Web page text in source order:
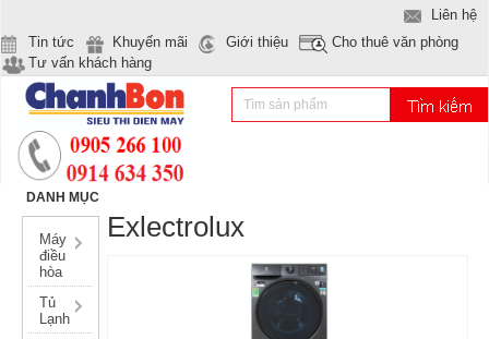
Liên hệ
Tin tức
Khuyến mãi Giới thiệu
Cho thuê văn phòng
Tư vấn khách hàng
DANH MỤC
Máy
điều
hòa
Tủ
Lạnh
Exlectrolux